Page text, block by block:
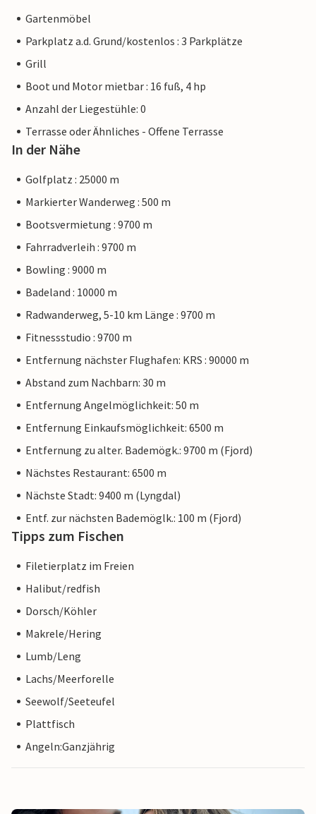
Gartenmöbel
Parkplatz a.d. Grund/kostenlos : 3 Parkplätze
Grill
Boot und Motor mietbar : 16 fuß, 4 hp
Anzahl der Liegestühle: 0
Terrasse oder Ähnliches - Offene Terrasse
In der Nähe
Golfplatz : 25000 m
Markierter Wanderweg : 500 m
Bootsvermietung : 9700 m
Fahrradverleih : 9700 m
Bowling : 9000 m
Badeland : 10000 m
Radwanderweg, 5-10 km Länge : 9700 m
Fitnessstudio : 9700 m
Entfernung nächster Flughafen: KRS : 90000 m
Abstand zum Nachbarn: 30 m
Entfernung Angelmöglichkeit: 50 m
Entfernung Einkaufsmöglichkeit: 6500 m
Entfernung zu alter. Bademögk.: 9700 m (Fjord)
Nächstes Restaurant: 6500 m
Nächste Stadt: 9400 m (Lyngdal)
Entf. zur nächsten Bademöglk.: 100 m (Fjord)
Tipps zum Fischen
Filetierplatz im Freien
Halibut/redfish
Dorsch/Köhler
Makrele/Hering
Lumb/Leng
Lachs/Meerforelle
Seewolf/Seeteufel
Plattfisch
Angeln:Ganzjährig